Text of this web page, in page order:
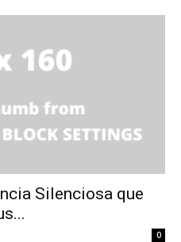
Silenciosa que
0